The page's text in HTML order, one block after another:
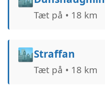
Tæt på • 18 km
🏙️Straffan
Tæt på • 18 km